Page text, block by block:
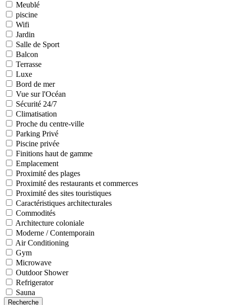
Meublé
piscine
Wifi
Jardin
Salle de Sport
Balcon
Terrasse
Luxe
Bord de mer
Vue sur l'Océan
Sécurité 24/7
Climatisation
Proche du centre-ville
Parking Privé
Piscine privée
Finitions haut de gamme
Emplacement
Proximité des plages
Proximité des restaurants et commerces
Proximité des sites touristiques
Caractéristiques architecturales
Commodités
Architecture coloniale
Moderne / Contemporain
Air Conditioning
Gym
Microwave
Outdoor Shower
Refrigerator
Sauna
Recherche